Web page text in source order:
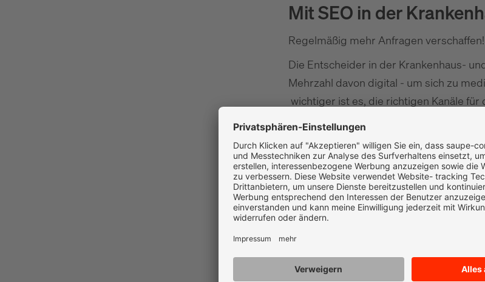
Mit SEO in der
Regelmäßig mehr Anfragen verschaffen!
Die Entscheider in der Krankenhaus-
Mehrzahl davon digital - um sich zu
wichtiger ist es, die richtigen Kanäle
Über die digitalen Kanäle können die
Berührungspunkte schaffen und somit
Entscheidungsprozess erreichen.
Ärzteportale übernehmen dabei eine
noch früher im Entscheidungsprozess
Behandlungsform oder Lösung
unterstützen – zum Beispiel
Krankenhaus- und Rehatechnik